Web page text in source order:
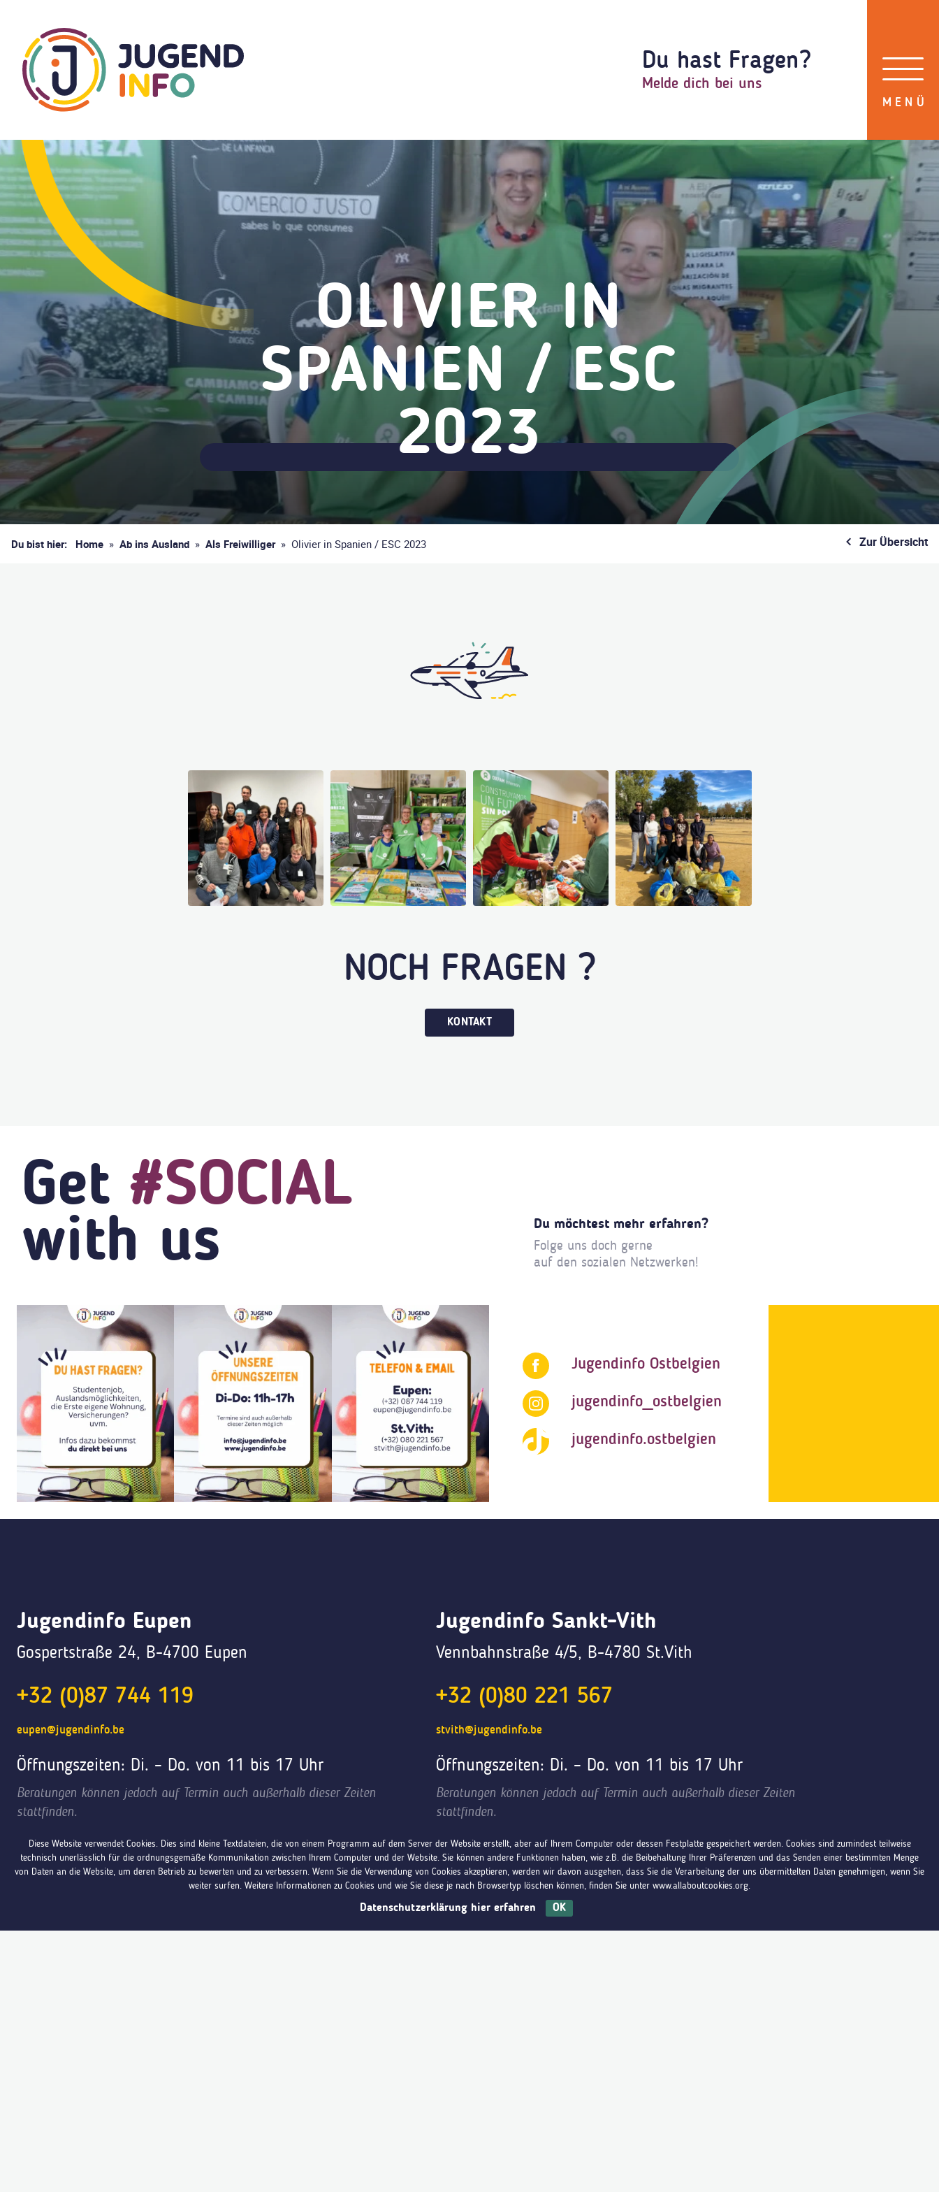
Du hast Fragen?
Melde dich bei uns
OLIVIER IN
SPANIEN / ESC
2023
Du bist hier: Home » Ab ins Ausland » Als Freiwilliger » Olivier in Spanien / ESC 2023 Zur Übersicht
NOCH FRAGEN ?
KONTAKT
Get #SOCIAL
with us
Du möchtest mehr erfahren?
Folge uns doch gerne
auf den sozialen Netzwerken!
Jugendinfo Ostbelgien
jugendinfo_ostbelgien
jugendinfo.ostbelgien
Jugendinfo Eupen
Gospertstraße 24, B-4700 Eupen
+32 (0)87 744 119
eupen@jugendinfo.be
Öffnungszeiten: Di. – Do. von 11 bis 17 Uhr
Beratungen können jedoch auf Termin auch außerhalb dieser Zeiten
stattfinden.
Jugendinfo Sankt-Vith
Vennbahnstraße 4/5, B-4780 St.Vith
+32 (0)80 221 567
stvith@jugendinfo.be
Öffnungszeiten: Di. – Do. von 11 bis 17 Uhr
Beratungen können jedoch auf Termin auch außerhalb dieser Zeiten
stattfinden.
Impressum Datenschutz Barrierefreiheit
Diese Website verwendet Cookies. Dies sind kleine Textdateien, die von einem Programm auf dem Server der Website erstellt, aber auf Ihrem Computer oder dessen Festplatte gespeichert werden. Cookies sind zumindest teilweise
technisch unerlässlich für die ordnungsgemäße Kommunikation zwischen Ihrem Computer und der Website. Sie können andere Funktionen haben, wie z.B. die Beibehaltung Ihrer Präferenzen und das Senden einer bestimmten Menge
von Daten an die Website, um deren Betrieb zu bewerten und zu verbessern. Wenn Sie die Verwendung von Cookies akzeptieren, werden wir davon ausgehen, dass Sie die Verarbeitung der uns übermittelten Daten genehmigen, wenn Sie
weiter surfen. Weitere Informationen zu Cookies und wie Sie diese je nach Browsertyp löschen können, finden Sie unter www.allaboutcookies.org.
Datenschutzerklärung hier erfahren OK